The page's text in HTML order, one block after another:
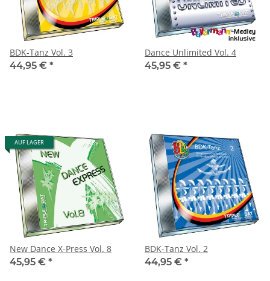
BDK-Tanz Vol. 3
44,95 € *
Dance Unlimited Vol. 4
45,95 € *
AUF LAGER
New Dance X-Press Vol. 8
45,95 € *
BDK-Tanz Vol. 2
44,95 € *